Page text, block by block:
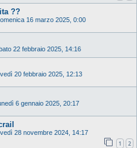
??
16 marzo 2025, 0:00
22 febbraio 2025, 14:16
20 febbraio 2025, 12:13
6 gennaio 2025, 20:17
28 novembre 2024, 14:17
1 2